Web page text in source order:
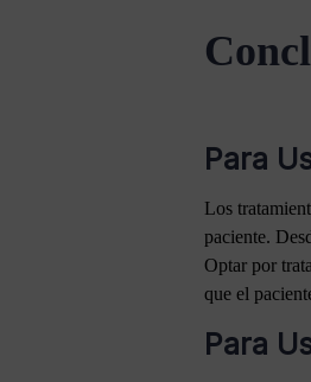
Para
Los
paciente.
Optar por
que el
Para